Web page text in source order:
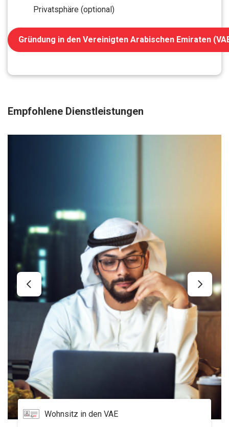
Privatsphäre (optional)
Gründung in den Vereinigten Arabischen Emiraten
Empfohlene Dienstleistungen
Service Büro